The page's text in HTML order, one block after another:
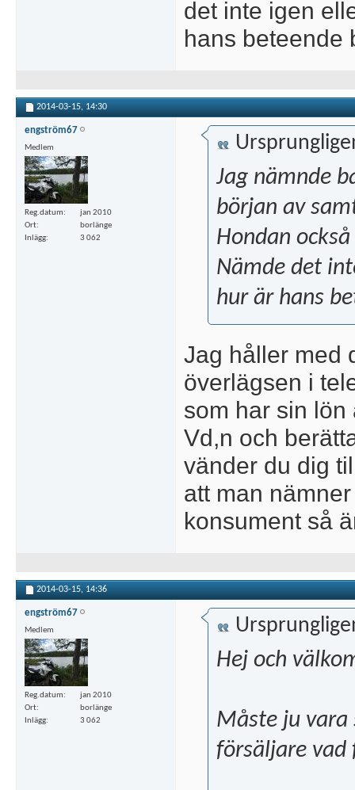
det inte igen
hans beteende
2014-03-15, 14:30
engström67
Medlem
Reg.datum
jan 2010
Ort
borlänge
Inlägg
3 062
Jag nämnde
början av
Hondan
Nämde det
hur är hans
Jag håller med
överlägsen i
som har sin
Vd,n och
vänder du dig
att man
konsument så
2014-03-15, 14:36
engström67
Medlem
Reg.datum
jan 2010
Ort
borlänge
Inlägg
3 062
Hej och
Måste ju vara
försäljare vad